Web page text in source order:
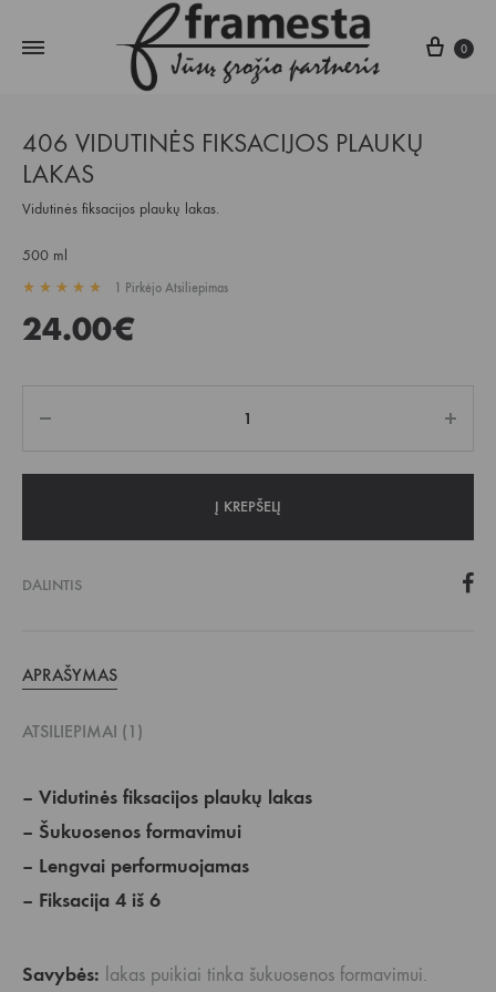
0
406 VIDUTINĖS FIKSACIJOS PLAUKŲ
LAKAS
Vidutinės fiksacijos plaukų lakas.
500 ml
1 Pirkėjo Atsiliepimas
24.00€
Į KREPŠELĮ
DALINTIS
APRAŠYMAS
ATSILIEPIMAI (1)
– Vidutinės fiksacijos plaukų lakas
– Šukuosenos formavimui
– Lengvai performuojamas
– Fiksacija 4 iš 6
Savybės: lakas puikiai tinka šukuosenos formavimui.